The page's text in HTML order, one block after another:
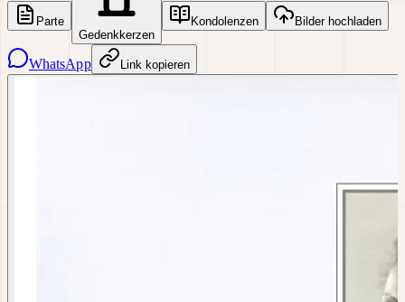
Parte
Gedenkkerzen
Kondolenzen Bilder hochladen
WhatsApp Link kopieren